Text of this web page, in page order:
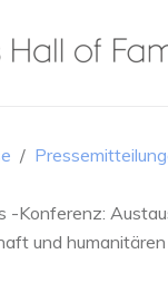
-Konferenz:
und